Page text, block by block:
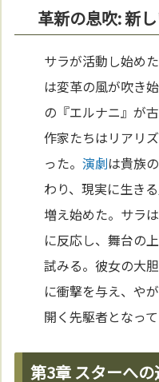
革新の息吹: 新
サラが活動し始めた
は変革の風が吹き
の『エルナニ』が
作家たちはリアリ
った。演劇は貴族の
わり、現実に生き
増え始めた。サラ
に反応し、舞台の
試みる。彼女の大
に衝撃を与え、や
開く先駆者となっ
第3章 スターへ